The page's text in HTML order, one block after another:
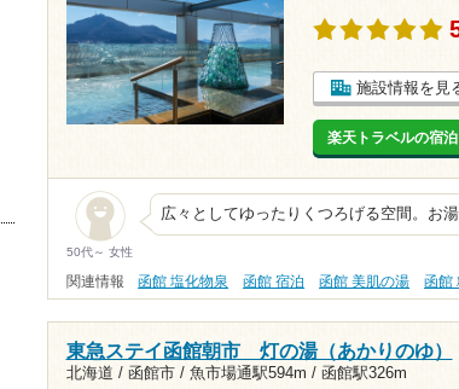
施設情報を見
楽天トラベルの宿
50代～ 女性
広々としてゆったりくつろげる空間。お
関連情報 函館 塩化物泉 函館 宿泊 函館 美肌の湯 函館
東急ステイ函館朝市 灯の湯（あかりのゆ）
北海道 / 函館市 / 魚市場通駅594m / 函館駅326m